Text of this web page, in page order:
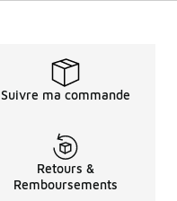
Suivre ma commande
Retours &
Remboursements